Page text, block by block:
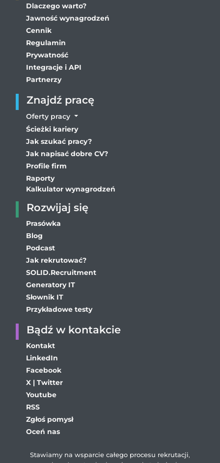
Dlaczego warto?
Jawność wynagrodzeń
Cennik
Regulamin
Prywatność
Integracje i API
Partnerzy
Znajdź pracę
Oferty pracy
Ścieżki kariery
Jak szukać pracy?
Jak napisać dobre CV?
Profile firm
Raporty
Kalkulator wynagrodzeń
Rozwijaj się
Prasówka
Blog
Podcast
Jak rekrutować?
SOLID.Recruitment
Generatory IT
Słownik IT
Przykładowe testy
Bądź w kontakcie
Kontakt
LinkedIn
Facebook
X | Twitter
Youtube
RSS
Zgłoś pomysł
Oceń nas
Stawiamy na wsparcie całego procesu rekrutacji,